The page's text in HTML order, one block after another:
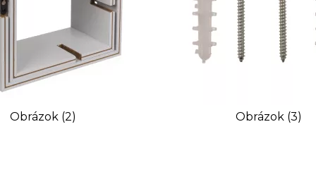
Obrázok (2) Obrázok (3)